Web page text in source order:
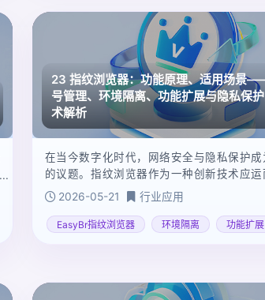
23 指纹浏览器：功能原理、适用场景
号管理、环境隔离、功能扩展与隐私保
术解析
在当今数字化时代，网络安全与隐私保护成
的议题。指纹浏览器作为一种创新技术应运
账号管理、隐私保护带来新的解决方案。本
发展趋势进行展望。
2026-05-21 行业应用
EasyBr指纹浏览器 环境隔离 功能扩展